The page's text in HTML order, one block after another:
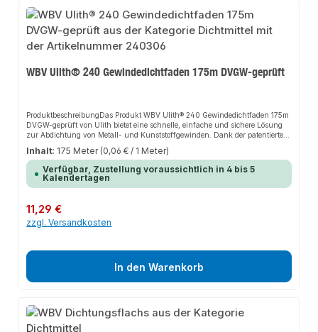
WBV Ulith® 240 Gewindedichtfaden 175m DVGW-geprüft
ProduktbeschreibungDas Produkt WBV Ulith® 240 Gewindedichtfaden 175m
DVGW-geprüft von Ulith bietet eine schnelle, einfache und sichere Lösung
zur Abdichtung von Metall- und Kunststoffgewinden. Dank der patentierten
PTFE-Formel sorgt es für perfekten Halt und passt sich flexibel an
verschiedene Gewindearten an. Das robuste Design und die einfache
Anwendung machen dieses Produkt zu einer zuverlässigen Wahl für jede
Installation.Eigenschaften100% PTFEVeränderbare Form für optimale
AbdichtungExtrem weich und biegsamResistent gegen Lösungsmittel, Säuren
BakterienbefallAbsolut nicht brennbarAnwendungsbereicheAbdichtung von
MetallgewindenAbdichtung von KunststoffgewindenProduktdatenMaterial:
100% PTFELänge: 175mNormen: DVGW-geprüftIn unserem Sortiment finden
Inhalt: 175 Meter (0,06 € / 1 Meter)
Verfügbar, Zustellung voraussichtlich in 4 bis 5
Kalendertagen
Regulärer Preis:
11,29 €
zzgl. Versandkosten
In den Warenkorb